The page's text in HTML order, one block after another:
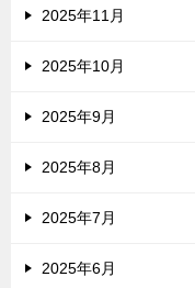
2025年11月
2025年10月
2025年9月
2025年8月
2025年7月
2025年6月